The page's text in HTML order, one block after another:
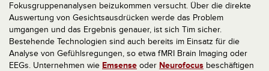
Fokusgruppenanalysen beizukommen versucht. Über die direkte
Auswertung von Gesichtsausdrücken werde das Problem
umgangen und das Ergebnis genauer, ist sich Tim sicher.
Bestehende Technologien sind auch bereits im Einsatz für die
Analyse von Gefühlsregungen, so etwa fMRI Brain Imaging oder
EEGs. Unternehmen wie Emsense oder Neurofocus beschäftigen